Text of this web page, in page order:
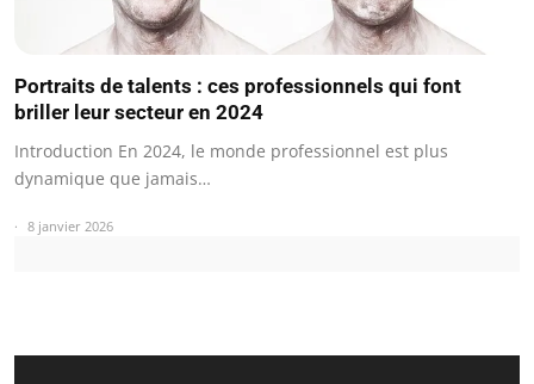
Portraits de talents : ces professionnels qui font
briller leur secteur en 2024
Introduction En 2024, le monde professionnel est plus
dynamique que jamais…
8 janvier 2026